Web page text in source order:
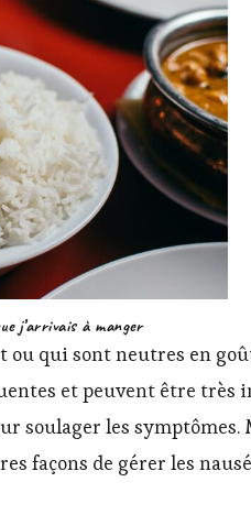
j’arrivais à manger
qui sont neutres en
et peuvent être très
soulager les symptômes.
façons de gérer les